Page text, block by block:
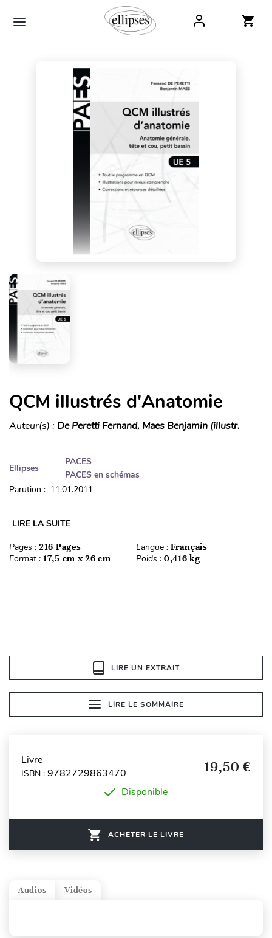
QCM illustrés d'Anatomie
Auteur(s) : De Peretti Fernand, Maes Benjamin (illustr.
Ellipses
PACES
PACES en schémas
Parution : 11.01.2011
LIRE LA SUITE
Pages : 216 Pages Langue : Français
Format : 17,5 cm x 26 cm Poids : 0,416 kg
LIRE UN EXTRAIT
LIRE LE SOMMAIRE
Livre
ISBN : 9782729863470 19,50 €
Disponible
ACHETER LE LIVRE
Vidéos
Audios